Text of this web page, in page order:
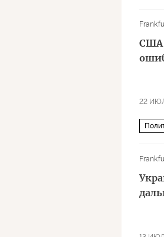
США
22